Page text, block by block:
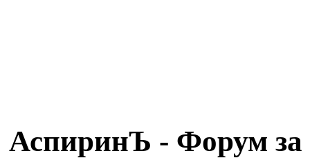
АспиринЪ - Форум за